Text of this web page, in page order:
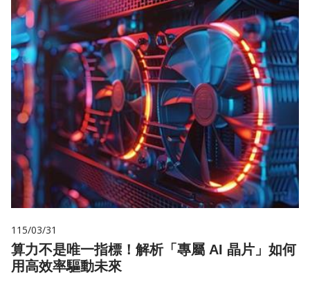
115/03/31
算力不是唯一指標！解析「專屬 AI 晶片」如何
用高效率驅動未來